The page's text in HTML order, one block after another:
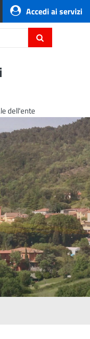
Accedi ai servizi
dell'ente